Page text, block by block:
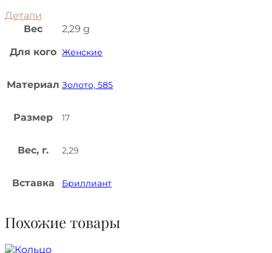
Детали
Вес
2,29 g
Для кого Женские
Материал Золото, 585
Размер 17
Вес, г. 2,29
Вставка Бриллиант
Похожие товары